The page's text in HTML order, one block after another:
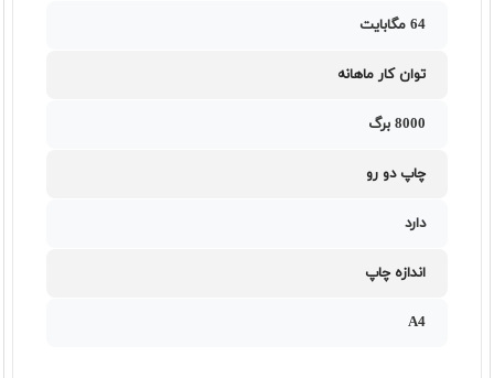
64 مگابایت
توان کار ماهانه
8000 برگ
چاپ دو رو
دارد
اندازه چاپ
A4